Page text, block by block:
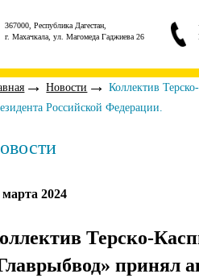
367000, Республика Дагестан,
г. Махачкала, ул. Магомеда Гаджиева 26
Новости
Коллектив
Российской Федерации.
марта 2024
Терско-
принял